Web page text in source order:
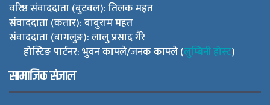
वरिष्ठ संवाददाता (बुटवल): तिलक महत
संवाददाता (कतार): बाबुराम महत
संवाददाता (बागलुङ): लालु प्रसाद गैरे
होस्टिङ पार्टनर: भुवन काफ्ले/जनक काफ्ले (लुम्बिनी होस्ट)
सामाजिक संजाल